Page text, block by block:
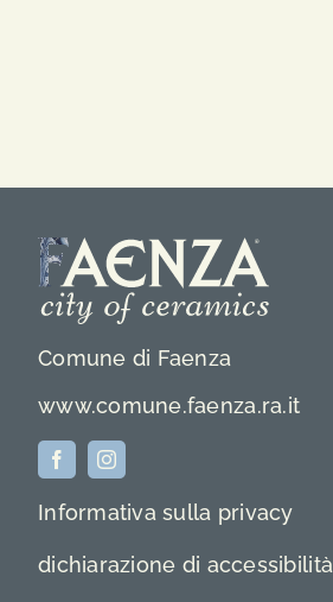
Comune di Faenza
www.comune.faenza.ra.it
Informativa sulla privacy
dichiarazione di accessibilità